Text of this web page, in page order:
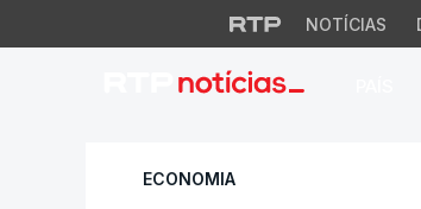
NOTÍCIAS
Relatório
ECONOMIA